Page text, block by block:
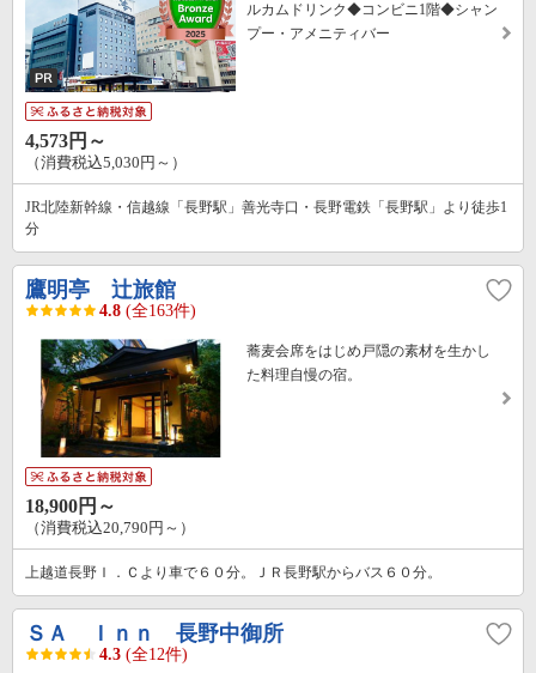
ルカムドリンク◆コンビニ1階◆シャン
プー・アメニティバー
4,573円～
（消費税込5,030円～）
JR北陸新幹線・信越線「長野駅」善光寺口・長野電鉄「長野駅」より徒歩1
分
鷹明亭 辻旅館
4.8 (全163件)
蕎麦会席をはじめ戸隠の素材を生かし
た料理自慢の宿。
18,900円～
（消費税込20,790円～）
上越道長野Ｉ．Ｃより車で６０分。ＪＲ長野駅からバス６０分。
ＳＡ Ｉｎｎ 長野中御所
4.3 (全12件)